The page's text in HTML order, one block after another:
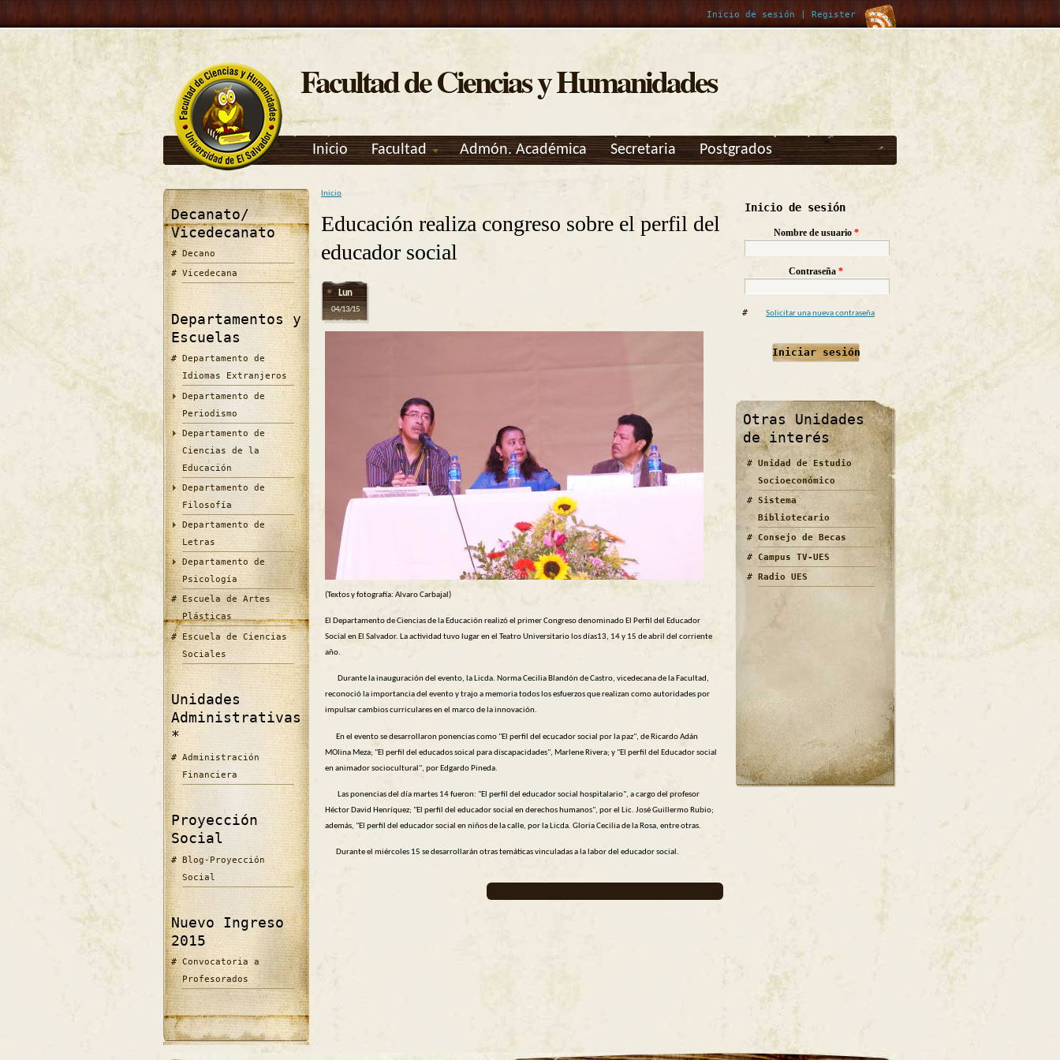
Inicio de sesión Register
Facultad de Ciencias y Humanidades
Inicio Facultad Admón. Académica Secretaria Postgrados
Decanato/
Vicedecanato
Decano
Vicedecana
Departamentos y
Escuelas
Departamento de
Idiomas Extranjeros
Departamento de
Periodismo
Departamento de
Ciencias de la
Educación
Departamento de
Filosofía
Departamento de
Letras
Departamento de
Psicología
Escuela de Artes
Plásticas
Escuela de Ciencias
Sociales
Unidades
Administrativas
*
Administración
Financiera
Proyección
Social
Blog-Proyección
Social
Nuevo Ingreso
2015
Convocatoria a
Profesorados
Se encuentra usted aquí
Inicio
Educación realiza congreso sobre el perfil del
educador social
Lun
04/13/15
(Textos y fotografía: Alvaro Carbajal)
El Departamento de Ciencias de la Educación realizó el primer Congreso denominado El Perfil del Educador
Social en El Salvador. La actividad tuvo lugar en el Teatro Universitario los días13, 14 y 15 de abril del corriente
año.
Durante la inauguración del evento, la Licda. Norma Cecilia Blandón de Castro, vicedecana de la Facultad,
reconoció la importancia del evento y trajo a memoria todos los esfuerzos que realizan como autoridades por
impulsar cambios curriculares en el marco de la innovación.
En el evento se desarrollaron ponencias como "El perfil del ecucador social por la paz", de Ricardo Adán
MOlina Meza; "El perfil del educados soical para discapacidades", Marlene Rivera; y "El perfil del Educador social
en animador sociocultural", por Edgardo Pineda.
Las ponencias del día martes 14 fueron: "El perfil del educador social hospitalario", a cargo del profesor
Héctor David Henríquez; "El perfil del educador social en derechos humanos", por el Lic. José Guillermo Rubio;
además, "El perfil del educador social en niños de la calle, por la Licda. Gloria Cecilia de la Rosa, entre otras.
Durante el miércoles 15 se desarrollarán otras temáticas vinculadas a la labor del educador social.
Inicio de sesión
Nombre de usuario *
Contraseña *
Solicitar una nueva contraseña
Otras Unidades
de interés
Unidad de Estudio
Socioeconómico
Sistema
Bibliotecario
Consejo de Becas
Campus TV-UES
Radio UES